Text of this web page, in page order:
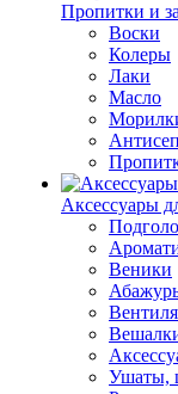
Пропитки и
Воски
Колеры
Лаки
Масло
Аксессуары
Веники
Ушаты,